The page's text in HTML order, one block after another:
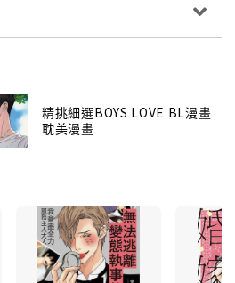
精挑細選BOYS LOVE BL漫畫
耽美漫畫